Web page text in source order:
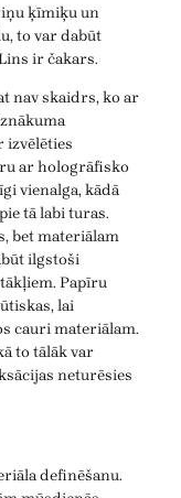
ķīmiķu un
to var dabūt
ir čakars.
nav skaidrs, ko ar
izvēlēties
ar hologrāfisko
vienalga, kādā
tā labi turas.
bet materiālam
ilgstoši
Papīru
lai
cauri materiālam.
to tālāk var
neturēsies
definēšanu.